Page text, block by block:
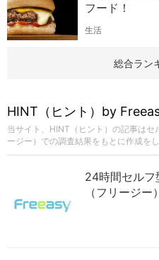
フード！
生活
総合ラン
HINT（ヒント）by
当サイト、HINT（ヒント）の記事は
ージー）での調査結果をもとに作成をし
24時間セル
（フリージー）